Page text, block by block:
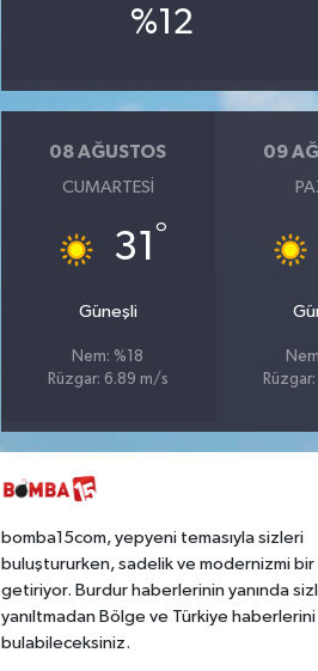
%12
08 AĞUSTOS
CUMARTESI
31 °
Güneşli
Nem: %18
Rüzgar: 6.89 m/s
09
bomba15com, yepyeni temasıyla sizleri
buluştururken, sadelik ve modernizmi bir
getiriyor. Burdur haberlerinin yanında
yanıltmadan Bölge ve Türkiye
bulabileceksiniz.